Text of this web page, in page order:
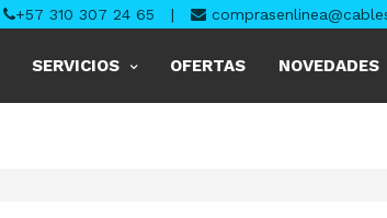
+57 310 307 24 65 |
SERVICIOS OFERTAS NOVEDADES